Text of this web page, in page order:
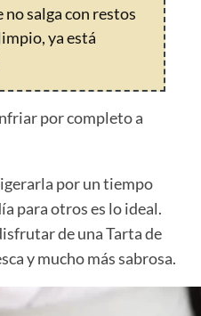
salga con restos
ya está
por completo a
por un tiempo
para otros es lo ideal.
de una Tarta de
y mucho más sabrosa.